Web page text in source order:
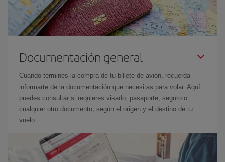
Documentación general
Cuando termines la compra de tu billete de avión, recuerda
informarte de la documentación que necesitas para volar. Aquí
puedes consultar si requieres visado, pasaporte, seguro o
cualquier otro documento, según el origen y el destino de tu
vuelo.